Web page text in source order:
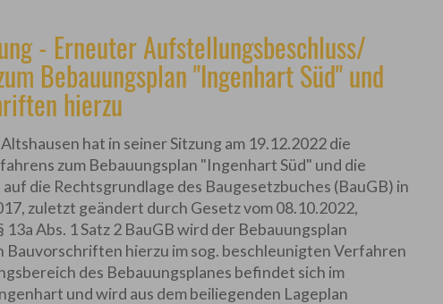
- Erneuter Aufstellungsbeschluss/
Bebauungsplan "Ingenhart Süd" und
hierzu
hat in seiner Sitzung am 19.12.2022 die
zum Bebauungsplan "Ingenhart Süd" und die
die Rechtsgrundlage des Baugesetzbuches (BauGB) in
zuletzt geändert durch Gesetz vom 08.10.2022,
13a Abs. 1 Satz 2 BauGB wird der Bebauungsplan
hierzu im sog. beschleunigten Verfahren
des Bebauungsplanes befindet sich im
und wird aus dem beiliegenden Lageplan